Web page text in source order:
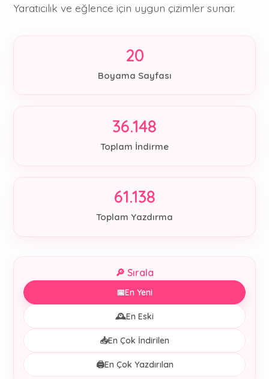
Yaratıcılık ve eğlence için uygun çizimler sunar.
20
Boyama Sayfası
36.148
Toplam İndirme
61.138
Toplam Yazdırma
🔎 Sırala
📅En Yeni
🕰️En Eski
📥En Çok İndirilen
🖨️En Çok Yazdırılan